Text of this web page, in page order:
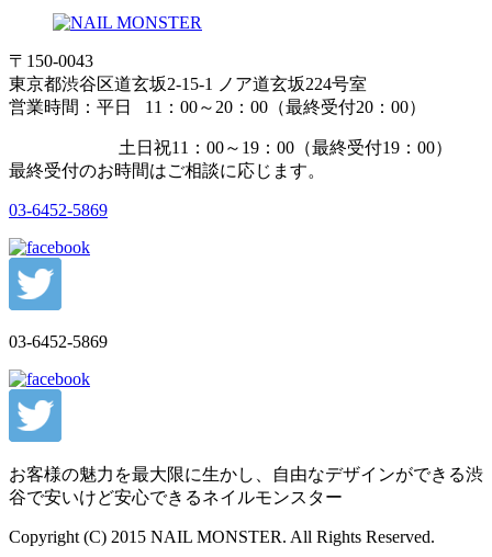
〒150-0043
東京都渋谷区道玄坂2-15-1 ノア道玄坂224号室
営業時間：平日 11：00～20：00（最終受付20：00）
土日祝11：00～19：00（最終受付19：00）
最終受付のお時間はご相談に応じます。
03-6452-5869
03-6452-5869
お客様の魅力を最大限に生かし、自由なデザインができる渋
谷で安いけど安心できるネイルモンスター
Copyright (C) 2015 NAIL MONSTER. All Rights Reserved.